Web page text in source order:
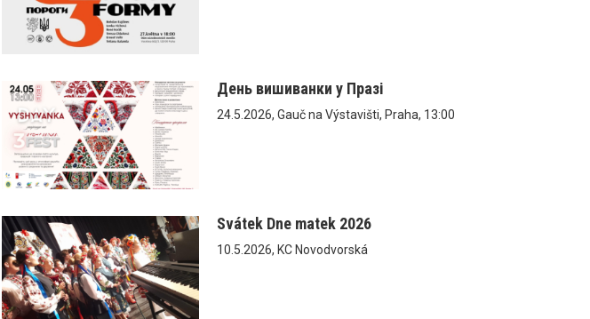
День вишиванки у Празі
24.5.2026, Gauč na Výstavišti, Praha, 13:00
Svátek Dne matek 2026
10.5.2026, KC Novodvorská